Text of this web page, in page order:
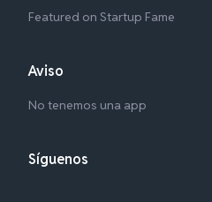
Featured on Startup Fame
Aviso
No tenemos una app
Síguenos